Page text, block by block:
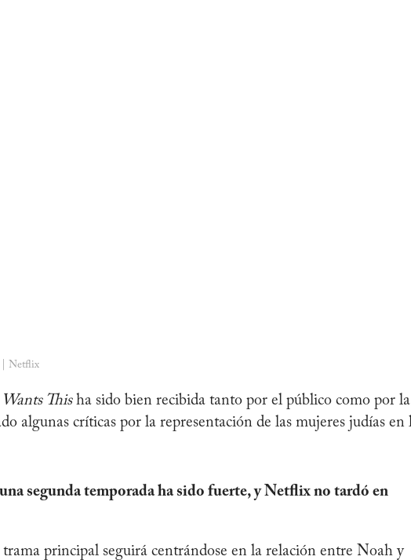
| Netflix
Thisha sido bien recibida tanto por el público como por la
algunas críticas por la representación de las mujeres judías en
segunda temporada ha sido fuerte, y Netflix no tardó en
principal seguirá centrándose en la relación entre Noah y